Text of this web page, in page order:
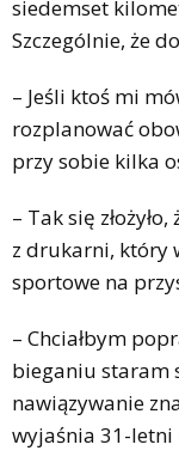
siedemset
Szczególnie, że
– Jeśli ktoś mi
rozplanować
przy sobie kilka
– Tak się
z drukarni, który
sportowe na
– Chciałbym
bieganiu staram
nawiązywanie
wyjaśnia 31-letni